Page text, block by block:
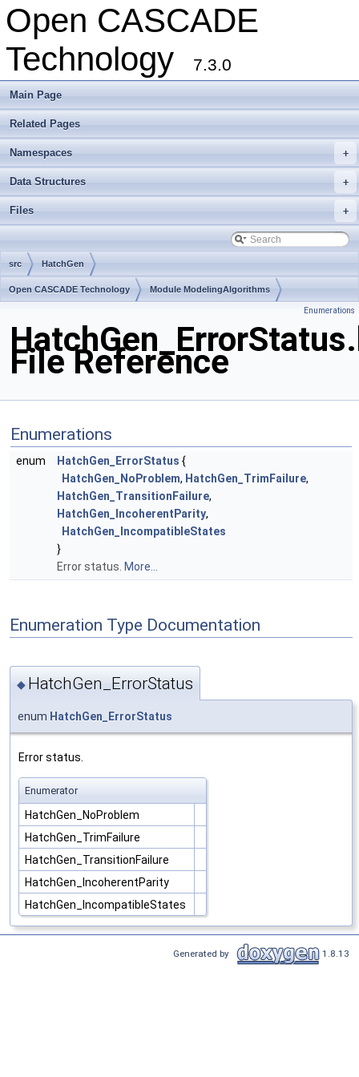
Open CASCADE
Technology
7.3.0
Main Page
Related Pages
+
Namespaces
+
Data Structures
+
Files
src HatchGen
Open CASCADE Technology Module ModelingAlgorithms
Enumerations
File Reference
Enumerations
enum HatchGen_ErrorStatus {
HatchGen_NoProblem, HatchGen_TrimFailure,
HatchGen_TransitionFailure,
HatchGen_IncoherentParity,
HatchGen_IncompatibleStates
}
Error status. More...
Enumeration Type Documentation
◆ HatchGen_ErrorStatus
enum HatchGen_ErrorStatus
Error status.
Enumerator
HatchGen_NoProblem
HatchGen_TrimFailure
HatchGen_TransitionFailure
HatchGen_IncoherentParity
HatchGen_IncompatibleStates
Generated by 1.8.13